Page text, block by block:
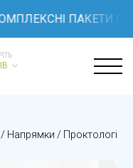
ПАКЕТИ
/ Напрямки / Проктологія